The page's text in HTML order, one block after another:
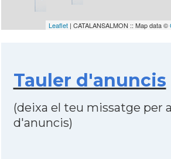
Leaflet | CATALANSALMON :: Map data ©
Tauler d'anuncis
(deixa el teu missatge per
d'anuncis)